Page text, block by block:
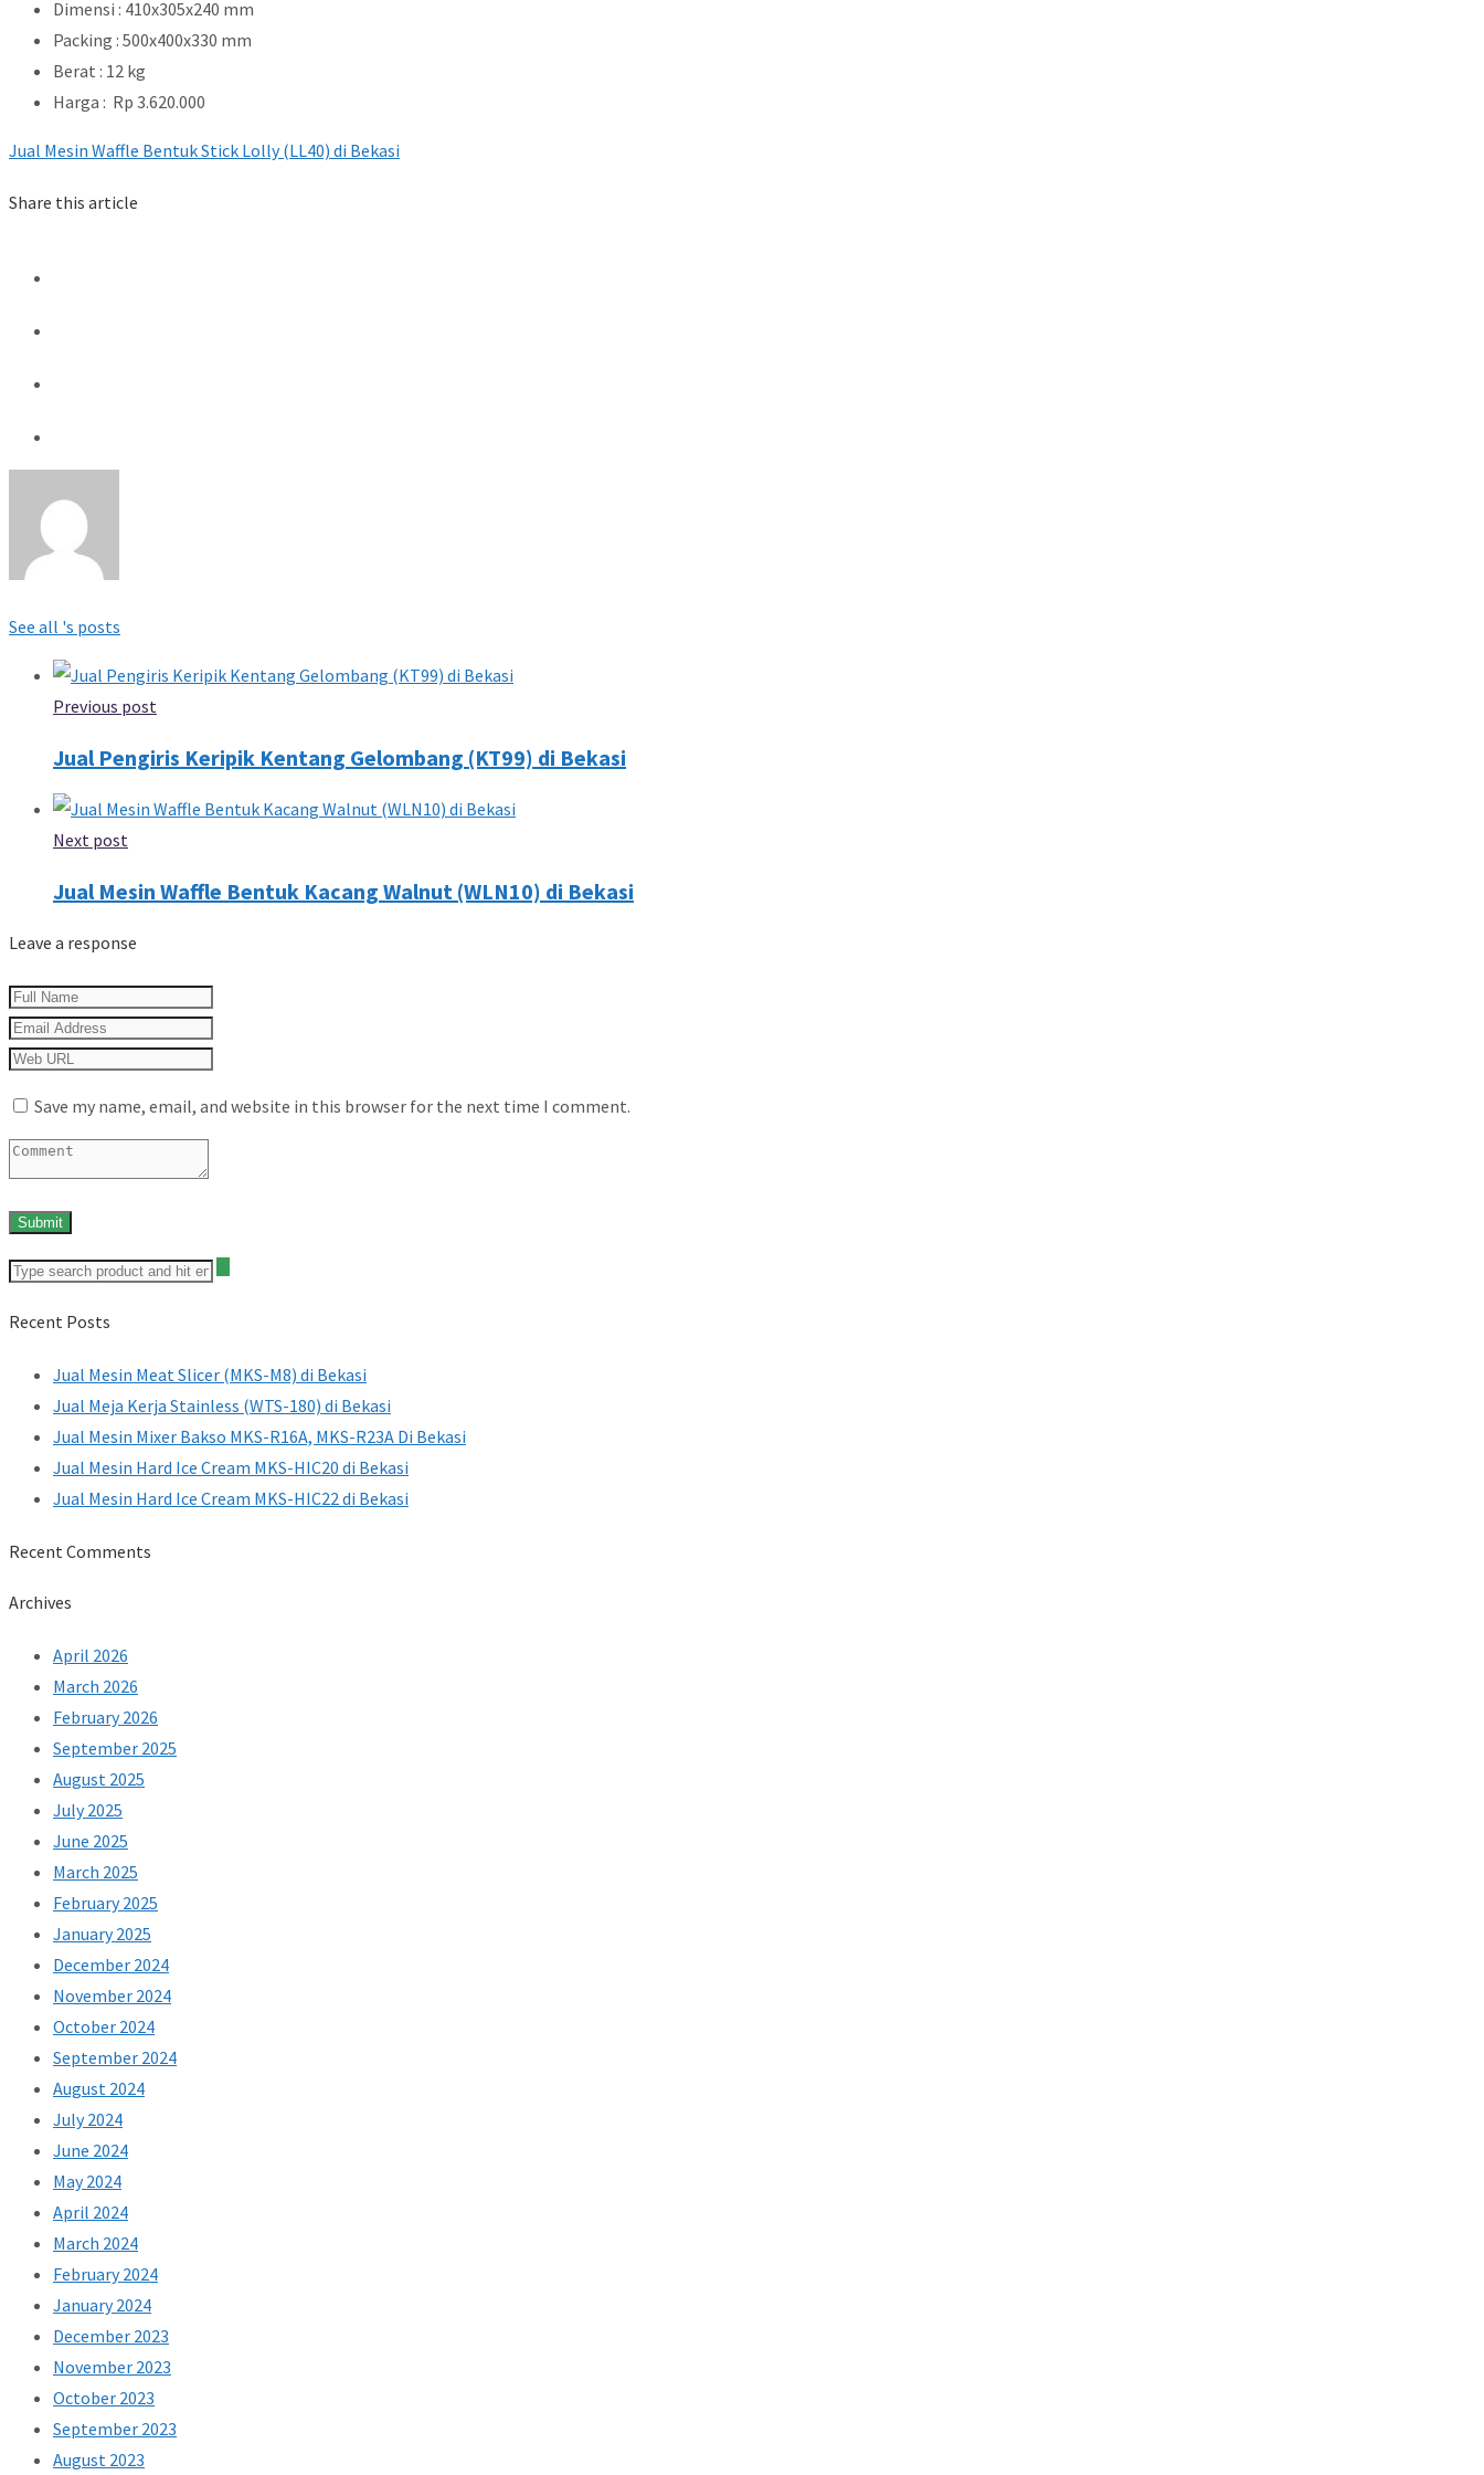
Dimensi : 410x305x240 mm
Packing : 500x400x330 mm
Berat : 12 kg
Harga : Rp 3.620.000
Jual Mesin Waffle Bentuk Stick Lolly (LL40) di Bekasi
Share this article
See all 's posts
Previous post
Jual Pengiris Keripik Kentang Gelombang (KT99) di Bekasi
Next post
Jual Mesin Waffle Bentuk Kacang Walnut (WLN10) di Bekasi
Leave a response
Save my name, email, and website in this browser for the next time I comment.
Recent Posts
Jual Mesin Meat Slicer (MKS-M8) di Bekasi
Jual Meja Kerja Stainless (WTS-180) di Bekasi
Jual Mesin Mixer Bakso MKS-R16A, MKS-R23A Di Bekasi
Jual Mesin Hard Ice Cream MKS-HIC20 di Bekasi
Jual Mesin Hard Ice Cream MKS-HIC22 di Bekasi
Recent Comments
Archives
April 2026
March 2026
February 2026
September 2025
August 2025
July 2025
June 2025
March 2025
February 2025
January 2025
December 2024
November 2024
October 2024
September 2024
August 2024
July 2024
June 2024
May 2024
April 2024
March 2024
February 2024
January 2024
December 2023
November 2023
October 2023
September 2023
August 2023